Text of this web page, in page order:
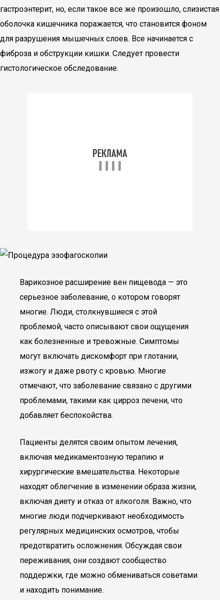
гастроэнтерит, но, если такое все же произошло, слизистая
оболочка кишечника поражается, что становится фоном
для разрушения мышечных слоев. Все начинается с
фиброза и обструкции кишки. Следует провести
гистологическое обследование.
Варикозное расширение вен пищевода — это
серьезное заболевание, о котором говорят
многие. Люди, столкнувшиеся с этой
проблемой, часто описывают свои ощущения
как болезненные и тревожные. Симптомы
могут включать дискомфорт при глотании,
изжогу и даже рвоту с кровью. Многие
отмечают, что заболевание связано с другими
проблемами, такими как цирроз печени, что
добавляет беспокойства.
Пациенты делятся своим опытом лечения,
включая медикаментозную терапию и
хирургические вмешательства. Некоторые
находят облегчение в изменении образа жизни,
включая диету и отказ от алкоголя. Важно, что
многие люди подчеркивают необходимость
регулярных медицинских осмотров, чтобы
предотвратить осложнения. Обсуждая свои
переживания, они создают сообщество
поддержки, где можно обмениваться советами
и находить понимание.